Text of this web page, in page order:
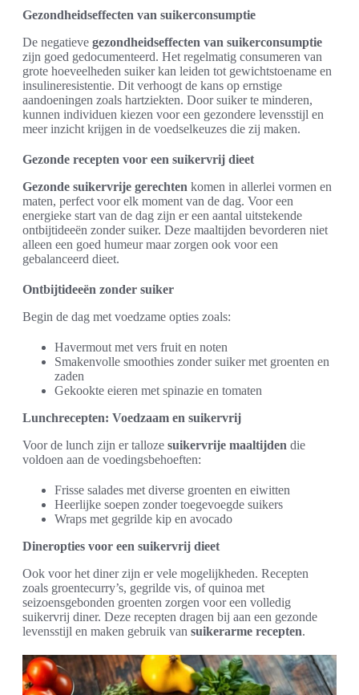
Gezondheidseffecten van suikerconsumptie
De negatieve gezondheidseffecten van suikerconsumptie
zijn goed gedocumenteerd. Het regelmatig consumeren van
grote hoeveelheden suiker kan leiden tot gewichtstoename en
insulineresistentie. Dit verhoogt de kans op ernstige
aandoeningen zoals hartziekten. Door suiker te minderen,
kunnen individuen kiezen voor een gezondere levensstijl en
meer inzicht krijgen in de voedselkeuzes die zij maken.
Gezonde recepten voor een suikervrij dieet
Gezonde suikervrije gerechten komen in allerlei vormen en
maten, perfect voor elk moment van de dag. Voor een
energieke start van de dag zijn er een aantal uitstekende
ontbijtideeën zonder suiker. Deze maaltijden bevorderen niet
alleen een goed humeur maar zorgen ook voor een
gebalanceerd dieet.
Ontbijtideeën zonder suiker
Begin de dag met voedzame opties zoals:
Havermout met vers fruit en noten
Smakenvolle smoothies zonder suiker met groenten en
zaden
Gekookte eieren met spinazie en tomaten
Lunchrecepten: Voedzaam en suikervrij
Voor de lunch zijn er talloze suikervrije maaltijden die
voldoen aan de voedingsbehoeften:
Frisse salades met diverse groenten en eiwitten
Heerlijke soepen zonder toegevoegde suikers
Wraps met gegrilde kip en avocado
Dineropties voor een suikervrij dieet
Ook voor het diner zijn er vele mogelijkheden. Recepten
zoals groentecurry’s, gegrilde vis, of quinoa met
seizoensgebonden groenten zorgen voor een volledig
suikervrij diner. Deze recepten dragen bij aan een gezonde
levensstijl en maken gebruik van suikerarme recepten.